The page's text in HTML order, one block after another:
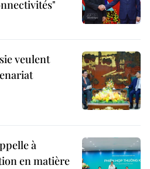
veulent
à
en matière